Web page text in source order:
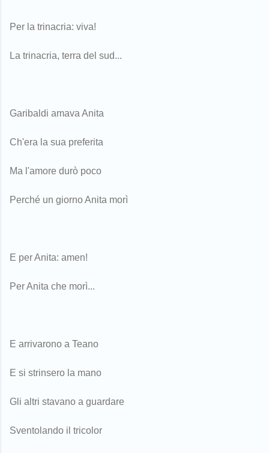
Per la trinacria: viva!
La trinacria, terra del sud...
Garibaldi amava Anita
Ch'era la sua preferita
Ma l'amore durò poco
Perché un giorno Anita morì
E per Anita: amen!
Per Anita che morì...
E arrivarono a Teano
E si strinsero la mano
Gli altri stavano a guardare
Sventolando il tricolor